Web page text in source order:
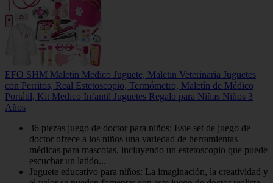
EFO SHM Maletin Medico Juguete, Maletin Veterinaria Juguetes
con Perritos, Real Estetoscopio, Termómetro, Maletín de Médico
Portátil, Kit Medico Infantil Juguetes Regalo para Niñas Niños 3
Años
36 piezas juego de doctor para niños: Este set de juego de
doctor ofrece a los niños una variedad de herramientas
médicas para mascotas, incluyendo un estetoscopio que puede
escuchar un latido...
Juguete educativo para niños: La imaginación, la creatividad y